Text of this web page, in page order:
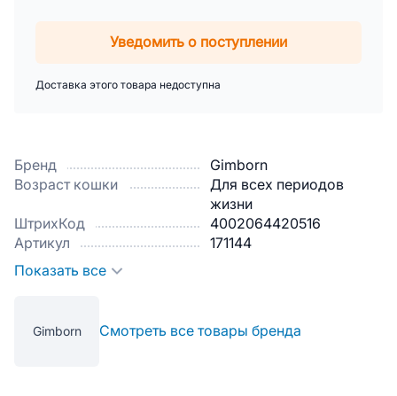
Бренд
Gimborn
Возраст кошки
Для всех периодов
жизни
ШтрихКод
4002064420516
Артикул
171144
Показать все
Gimborn Смотреть все товары бренда
Уведомить о поступлении
Доставка этого товара недоступна